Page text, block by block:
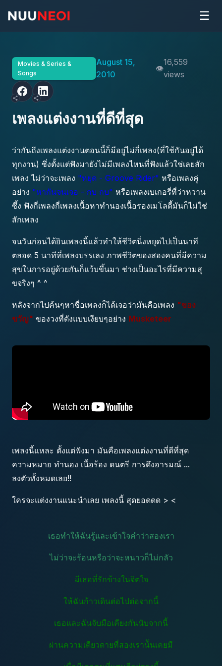
☰
Movies & Series &
Songs
August 15,
2010
16,559
views
เพลงแต่งงานที่ดีที่สุด
ว่ากันถึงเพลงแต่งงานตอนนี้ก็มีอยู่ไม่กี่เพลง(ที่ใช้กันอยู่ได้
ทุกงาน) ซึ่งตั้งแต่ฟังมายังไม่มีเพลงไหนที่ฟังแล้วใช่เลยสัก
เพลง ไม่ว่าจะเพลง "หยุด - Groove Rider" หรือเพลงคู่
อย่าง "หากันจนเจอ - กบ กบ" หรือเพลงเบเกอรี่ที่ว่าหวาน
ซึ้ง ฟังกี่เพลงกี่เพลงเนื้อหาทำนองเนื้อรองเมโลดี้มันก็ไม่ใช่
สักเพลง
จนวันก่อนได้ยินเพลงนี้แล้วทำให้ชีวิตนิ่งหยุดไปเป็นนาที
ตลอด 5 นาทีที่เพลงบรรเลง ภาพชีวิตของสองคนที่มีความ
สุขในการอยู่ด้วยกันก็แว้บขึ้นมา ช่างเป็นอะไรที่มีความสุ
ขจริงๆ ^ ^
หลังจากไปค้นๆหาชื่อเพลงก็ได้เจอว่ามันคือเพลง "ของ
ขวัญ" ของวงที่ดังแบบเงียบๆอย่าง Musketeer
เพลงนี้แหละ ตั้งแต่ฟังมา มันคือเพลงแต่งงานที่ดีที่สุด
ความหมาย ทำนอง เนื้อร้อง ดนตรี การดึงอารมณ์ ...
ลงตัวทั้งหมดเลย!!
ใครจะแต่งงานแนะนำเลย เพลงนี้ สุดยอดดด > <
เธอทำให้ฉันรู้และเข้าใจคำว่าสองเรา
ไม่ว่าจะร้อนหรือว่าจะหนาวก็ไม่กลัว
มีเธอที่รักข้างในจิตใจ
ให้ฉันก้าวเดินต่อไปต่อจากนี้
เธอและฉันจับมือเคียงกันนับจากนี้
ผ่านความเดียวดายที่สองเราน้ันเคยมี